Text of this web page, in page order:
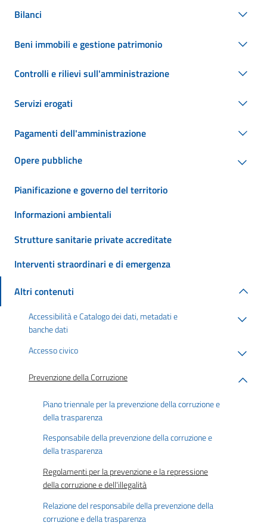
Bilanci
Beni immobili e gestione patrimonio
Controlli e rilievi sull'amministrazione
Servizi erogati
Pagamenti dell'amministrazione
Opere pubbliche
Pianificazione e governo del territorio
Informazioni ambientali
Strutture sanitarie private accreditate
Interventi straordinari e di emergenza
Altri contenuti
Accessibilità e Catalogo dei dati, metadati e
banche dati
Accesso civico
Prevenzione della Corruzione
Piano triennale per la prevenzione della corruzione e
della trasparenza
Responsabile della prevenzione della corruzione e
della trasparenza
Regolamenti per la prevenzione e la repressione
della corruzione e dell'illegalità
Relazione del responsabile della prevenzione della
corruzione e della trasparenza